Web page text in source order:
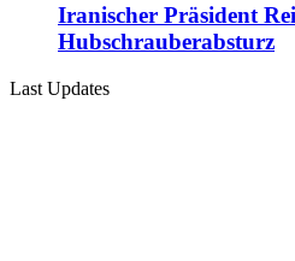
Iranischer Präsident
Hubschrauberabsturz
Last Updates